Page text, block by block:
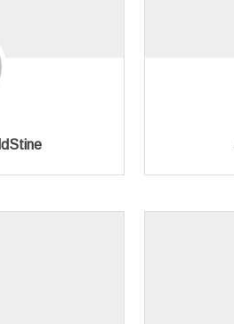
om te zoeken of 'Esc' om te sluiten